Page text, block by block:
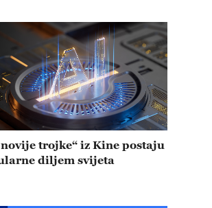
trojke“ iz Kine postaju
diljem svijeta